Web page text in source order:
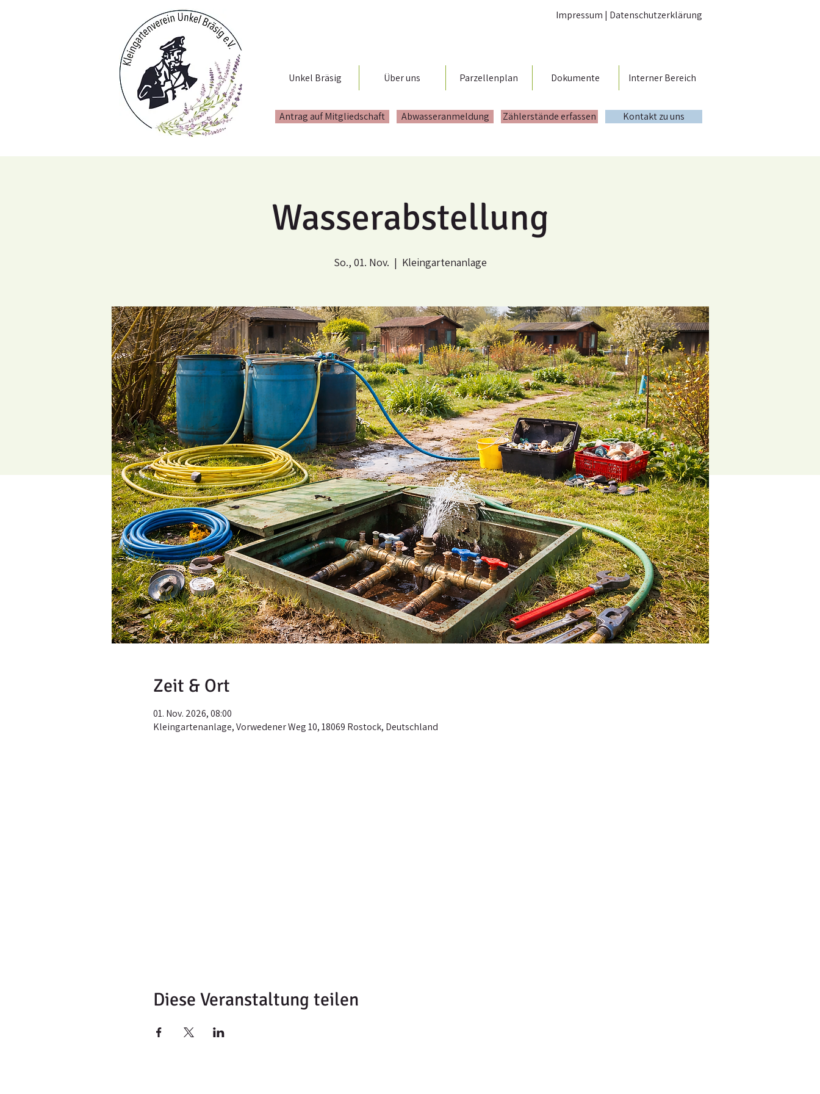
Impressum | Datenschutzerklärung
Unkel Bräsig Über uns Parzellenplan Dokumente Interner Bereich
Antrag auf Mitgliedschaft Abwasseranmeldung Zählerstände erfassen Kontakt zu uns
Wasserabstellung
So., 01. Nov.
  |
Kleingartenanlage
Zeit & Ort
01. Nov. 2026, 08:00
Kleingartenanlage, Vorwedener Weg 10, 18069 Rostock, Deutschland
Diese Veranstaltung teilen